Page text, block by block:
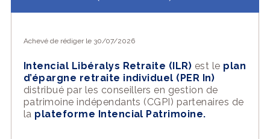
Achevé de rédiger le 30/07/2026
Intencial Libéralys Retraite (ILR) est le plan
d’épargne retraite individuel (PER In)
distribué par les conseillers en gestion de
patrimoine indépendants (CGPI) partenaires de
la plateforme Intencial Patrimoine.